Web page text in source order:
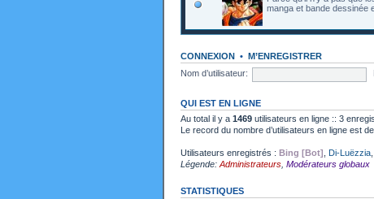
manga et bande dessinée
CONNEXION • M’ENREGISTRER
Nom d’utilisateur:
QUI EST EN LIGNE
Au total il y a 1469 utilisateurs en ligne :: 3
Le record du nombre d’utilisateurs en ligne est de
Utilisateurs enregistrés : Bing [Bot] Di-Luëzzia
Légende: Administrateurs Modérateurs globaux
STATISTIQUES